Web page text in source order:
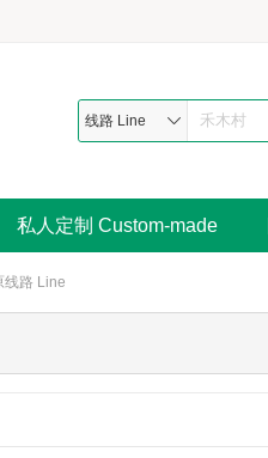
线路 Line
私人定制 Custom-made
路 Line